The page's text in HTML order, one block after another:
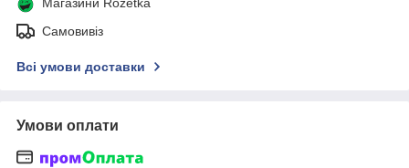
Самовивіз
Всі умови доставки
Умови оплати